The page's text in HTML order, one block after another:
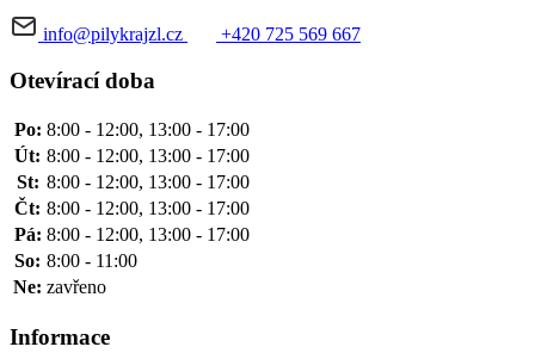
info@pilykrajzl.cz +420 725 569 667
Otevírací doba
Po: 8:00 - 12:00, 13:00 - 17:00
Út: 8:00 - 12:00, 13:00 - 17:00
St: 8:00 - 12:00, 13:00 - 17:00
Čt: 8:00 - 12:00, 13:00 - 17:00
Pá: 8:00 - 12:00, 13:00 - 17:00
So: 8:00 - 11:00
Ne: zavřeno
Informace